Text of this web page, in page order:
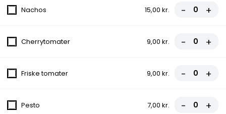
fra 86,00 kr.
6.Toska Pizza
fra 86,00 kr.
7.Musti Special Pizza
Nachos 15,00 kr. - +
Cherrytomater 9,00 kr. - +
Friske tomater 9,00 kr. - +
Pesto 7,00 kr. - +